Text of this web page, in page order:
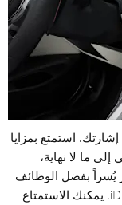
استمتع بمزايا
ما لا نهاية،
بفضل الوظائف
المتقدمة لأحدث نظام تشغيل iDrive. يمكنك الاستمتاع